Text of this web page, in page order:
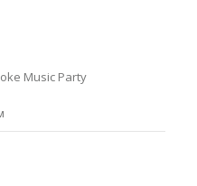
Music Party